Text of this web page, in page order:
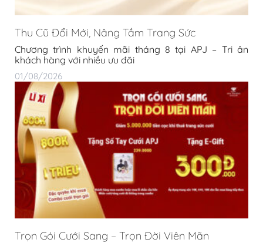
Thu Cũ Đổi Mới, Nâng Tầm Trang Sức
Chương trình khuyến mãi tháng 8 tại APJ – Tri ân
khách hàng với nhiều ưu đãi
01/08/2026
Trọn Gói Cưới Sang – Trọn Đời Viên Mãn